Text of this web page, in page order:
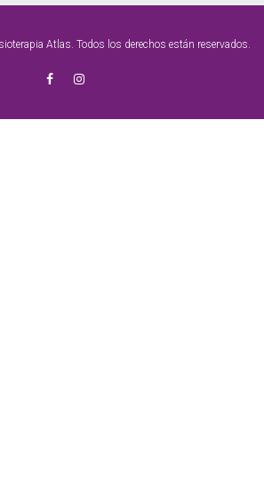
Atlas. Todos los derechos están reservados.